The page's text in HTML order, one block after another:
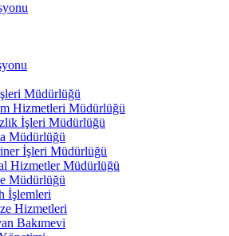
Müdürlüğü
Hizmetleri Müdürlüğü
İşleri Müdürlüğü
Müdürlüğü
İşleri Müdürlüğü
Hizmetler Müdürlüğü
Müdürlüğü
İşlemleri
Hizmetleri
Bakımevi